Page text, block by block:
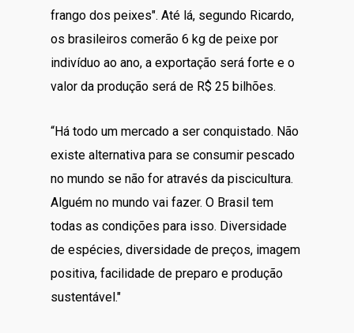
frango dos peixes". Até lá, segundo Ricardo,
os brasileiros comerão 6 kg de peixe por
indivíduo ao ano, a exportação será forte e o
valor da produção será de R$ 25 bilhões.
“Há todo um mercado a ser conquistado. Não
existe alternativa para se consumir pescado
no mundo se não for através da piscicultura.
Alguém no mundo vai fazer. O Brasil tem
todas as condições para isso. Diversidade
de espécies, diversidade de preços, imagem
positiva, facilidade de preparo e produção
sustentável."